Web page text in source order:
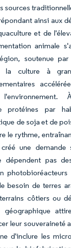
sources
ainsi aux
et de
animale
soutenue par
la culture à
protéines par
de soja et de
le rythme,
une demande
dépendent pas
besoin de terres
côtiers ou
leur souveraineté
d'inclure les